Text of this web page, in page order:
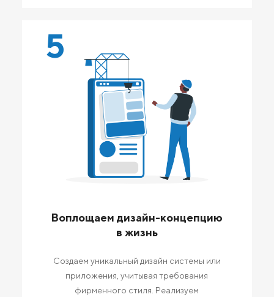
5
Воплощаем дизайн-концепцию
в жизнь
Создаем уникальный дизайн системы или
приложения, учитывая требования
фирменного стиля. Реализуем